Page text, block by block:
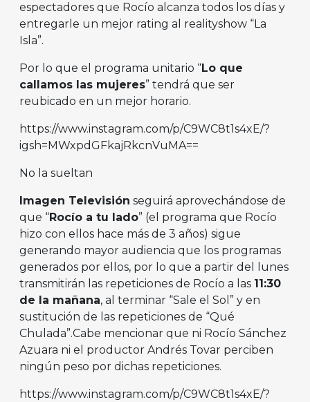
espectadores que Rocío alcanza todos los días y
entregarle un mejor rating al realityshow “La
Isla”.
Por lo que el programa unitario “Lo que
callamos las mujeres” tendrá que ser
reubicado en un mejor horario.
https://www.instagram.com/p/C9WC8t1s4xE/?
igsh=MWxpdGFkajRkcnVuMA==
No la sueltan
Imagen Televisión seguirá aprovechándose de
que “Rocío a tu lado” (el programa que Rocío
hizo con ellos hace más de 3 años) sigue
generando mayor audiencia que los programas
generados por ellos, por lo que a partir del lunes
transmitirán las repeticiones de Rocío a las 11:30
de la mañana, al terminar “Sale el Sol” y en
sustitución de las repeticiones de “Qué
Chulada”.Cabe mencionar que ni Rocío Sánchez
Azuara ni el productor Andrés Tovar perciben
ningún peso por dichas repeticiones.
https://www.instagram.com/p/C9WC8t1s4xE/?